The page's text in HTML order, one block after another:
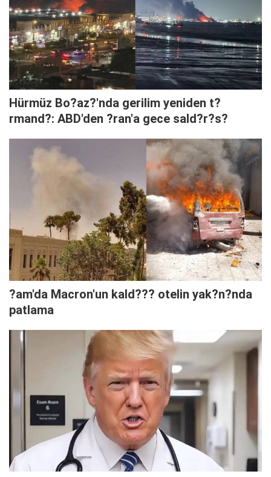
Hürmüz Bo?az?'nda gerilim yeniden t?
rmand?: ABD'den ?ran'a gece sald?r?s?
?am'da Macron'un kald??? otelin yak?n?nda
patlama